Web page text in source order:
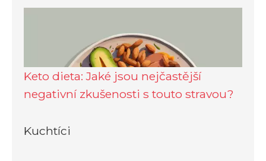
Keto dieta: Jaké jsou nejčastější
negativní zkušenosti s touto stravou?
Kuchtíci